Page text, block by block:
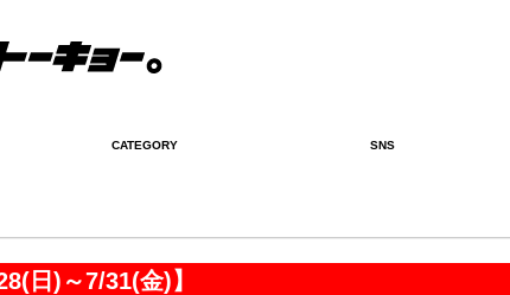
CATEGORY
SNS
日)～7/31(金)】